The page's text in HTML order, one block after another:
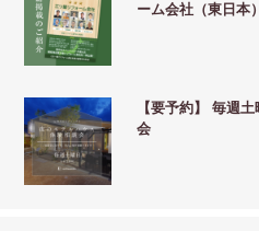
ーム会社（東日本
【要予約】 毎週
会